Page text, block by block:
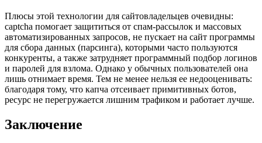
Плюсы этой технологии для сайтовладельцев очевидны:
captcha помогает защититься от спам-рассылок и массовых
автоматизированных запросов, не пускает на сайт программы
для сбора данных (парсинга), которыми часто пользуются
конкуренты, а также затрудняет программный подбор логинов
и паролей для взлома. Однако у обычных пользователей она
лишь отнимает время. Тем не менее нельзя ее недооценивать:
благодаря тому, что капча отсеивает примитивных ботов,
ресурс не перегружается лишним трафиком и работает лучше.
Заключение